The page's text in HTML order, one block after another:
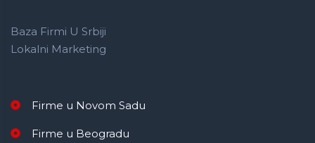
Baza Firmi U Srbiji
Lokalni Marketing
Firme u Novom Sadu
Firme u Beogradu